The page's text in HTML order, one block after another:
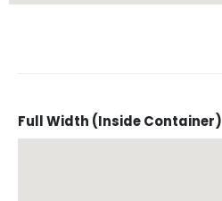
Full Width (Inside Container)